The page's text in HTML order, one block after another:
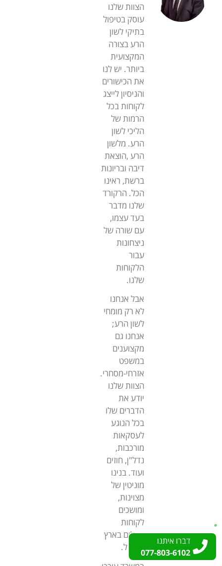
הצוות שלנו
עוסק בטיפול
בתיקי לשון
הרע בצורה
המקצועית
ביותר. יש לנו
את הכישורים
והניסיון לייצג
לקוחות בכל
הרמות של
הליכי לשון
הרע. מלשון
הרע ,הוצאת
דיבה ובריונות
ברשת, ראינו
הכל. הרקורד
שלנו מדבר
בעד עצמו,
עם שורה של
ניצחונות
עבור
הלקוחות
שלנו.
אבל אנחנו
לא רק מומחי
לשון הרע;
אנחנו גם
מקצוענים
במשפט
אזרחי-מסחרי.
הצוות שלנו
יודע את
הדברים שלו
בכל הנוגע
לעסקאות
מורכבות,
נדל"ן, חוזים
ועוד. בנינו
מוניטין של
מצוינות,
ומושכים
לקוחות
גדולים בארץ
ובחו"ל.
דברו איתנו
077-803-6102
דברו איתנו
077-803-6102